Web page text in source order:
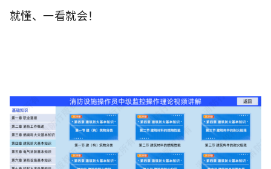
就懂、一看就会！